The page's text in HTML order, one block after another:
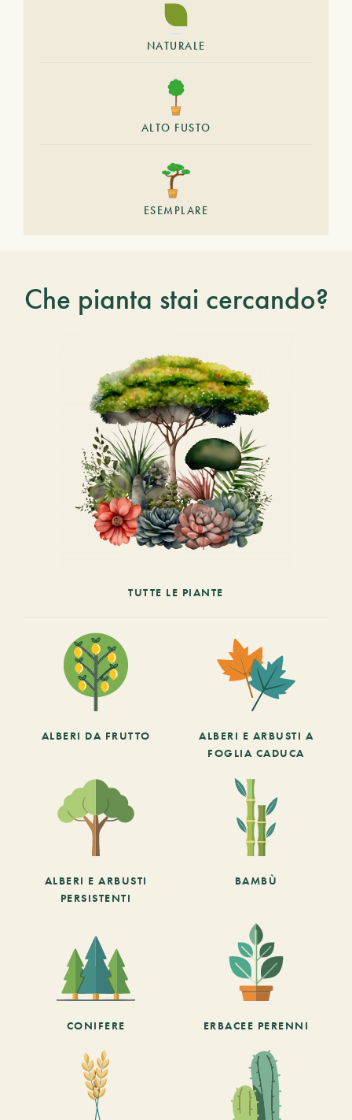
NATURALE
ALTO FUSTO
ESEMPLARE
Che pianta stai cercando?
TUTTE LE PIANTE
ALBERI DA FRUTTO
ALBERI E ARBUSTI A
FOGLIA CADUCA
ALBERI E ARBUSTI
PERSISTENTI
BAMBÙ
CONIFERE ERBACEE PERENNI